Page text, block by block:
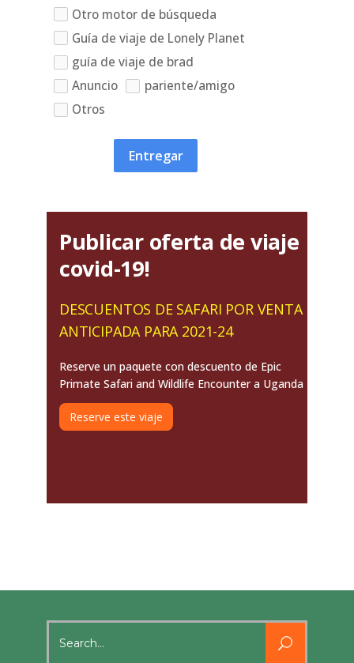
Otro motor de búsqueda
Guía de viaje de Lonely Planet
guía de viaje de brad
Anuncio
pariente/amigo
Otros
Entregar
Publicar oferta de viaje
covid-19!
DESCUENTOS DE SAFARI POR VENTA
ANTICIPADA PARA 2021-24
Reserve un paquete con descuento de Epic
Primate Safari and Wildlife Encounter a Uganda
Reserve este viaje
for: